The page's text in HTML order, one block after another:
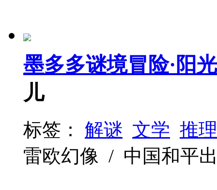
墨多多谜境冒险·阳
儿
标签： 解谜 文学 推理
雷欧幻像 / 中国和平